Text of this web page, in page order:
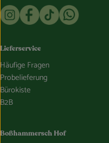
Externer Link zu https://
Externer Link zu
Externer Link
Externer
Lieferservice
Häufige Fragen
Probelieferung
Bürokiste
B2B
Boßhammersch Hof